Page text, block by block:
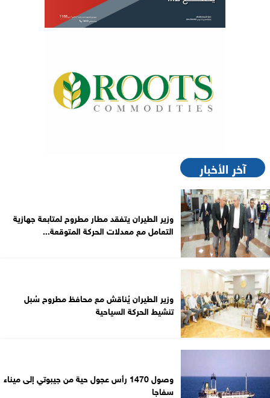
آخر الأخبار
وزير الطيران يتفقد مطار مطروح لمتابعة جهازية
التعامل مع معدلات الحركة المتوقعة...
وزير الطيران يُناقش مع محافظ مطروح سُبل
تنشيط الحركة السياحية
وصول 1470 رأس عجول حية من جيبوتي إلى ميناء
سفاجا